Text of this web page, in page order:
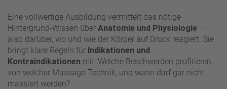
Eine vollwertige Ausbildung vermittelt das nötige
Hintergrund-Wissen über Anatomie und Physiologie —
also darüber, wo und wie der Körper auf Druck reagiert. Sie
bringt klare Regeln für Indikationen und
Kontraindikationen mit: Welche Beschwerden profitieren
von welcher Massage-Technik, und wann darf gar nicht
massiert werden?